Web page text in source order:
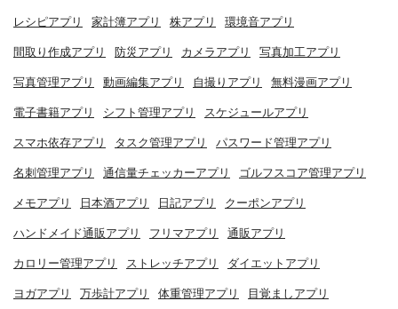
レシピアプリ 家計簿アプリ 株アプリ 環境音アプリ
間取り作成アプリ 防災アプリ カメラアプリ 写真加工アプリ
写真管理アプリ 動画編集アプリ 自撮りアプリ 無料漫画アプリ
電子書籍アプリ シフト管理アプリ スケジュールアプリ
スマホ依存アプリ タスク管理アプリ パスワード管理アプリ
名刺管理アプリ 通信量チェッカーアプリ ゴルフスコア管理アプリ
メモアプリ 日本酒アプリ 日記アプリ クーポンアプリ
ハンドメイド通販アプリ フリマアプリ 通販アプリ
カロリー管理アプリ ストレッチアプリ ダイエットアプリ
ヨガアプリ 万歩計アプリ 体重管理アプリ 目覚ましアプリ